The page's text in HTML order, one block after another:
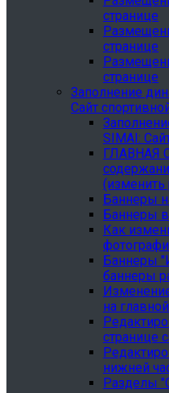
странице
странице
странице
Заполнение
Сайт
SIMAI:
ГЛАВНАЯ
(изменить
Баннеры
Баннеры
Как
Баннеры
баннеры
на
странице
нижней
Разделы